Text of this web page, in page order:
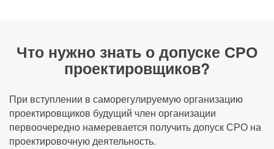
Что нужно знать о допуске СРО
проектировщиков?
При вступлении в саморегулируемую организацию
проектировщиков будущий член организации
первоочередно намеревается получить допуск СРО на
проектировочную деятельность.